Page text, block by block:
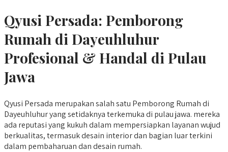
Qyusi Persada: Pemborong
Rumah di Dayeuhluhur
Profesional & Handal di Pulau
Jawa
Qyusi Persada merupakan salah satu Pemborong Rumah di
Dayeuhluhur yang setidaknya terkemuka di pulau jawa. mereka
ada reputasi yang kukuh dalam mempersiapkan layanan wujud
berkualitas, termasuk desain interior dan bagian luar terkini
dalam pembaharuan dan desain rumah.